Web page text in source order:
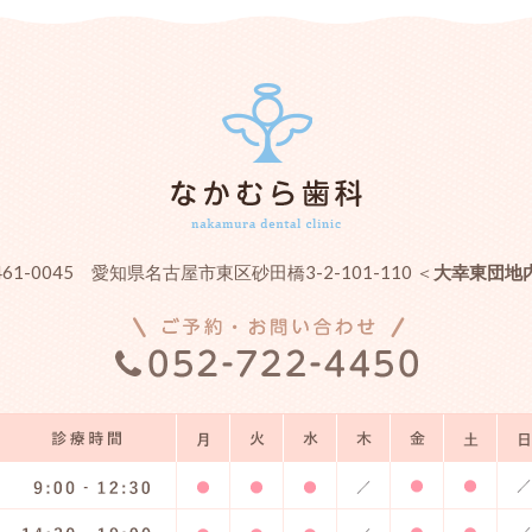
0045 愛知県名古屋市東区砂田橋3-2-101-110 ＜ 大幸東団地